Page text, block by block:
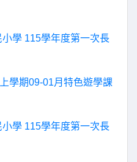
學 115學年度第一次長
學期09-01月特色遊學課
學 115學年度第一次長